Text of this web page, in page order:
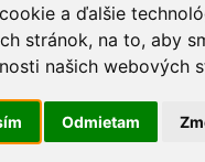
a ďalšie
stránok, na to, aby
našich webových
Odmietam